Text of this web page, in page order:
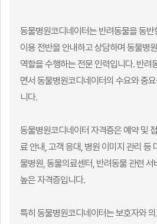
동물병원코디네이터는 반려동물을 동
이용 전반을 안내하고 상담하며 동물병
역할을 수행하는 전문 인력입니다. 반려
면서 동물병원코디네이터의 수요와 중
니다.
동물병원코디네이터 자격증은 예약 및
료 안내, 고객 응대, 병원 이미지 관리 등
물병원, 동물의료센터, 반려동물 관련
높은 자격증입니다.
특히 동물병원코디네이터는 보호자와